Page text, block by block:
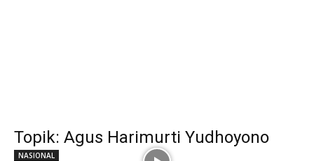
Topik: Agus Harimurti Yudhoyono
NASIONAL